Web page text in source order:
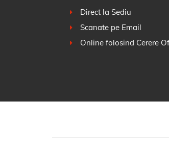
Direct la Sediu
Scanate pe Email
Online folosind Cerere